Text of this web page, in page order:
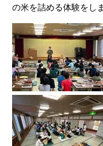
の米を詰める体験をし